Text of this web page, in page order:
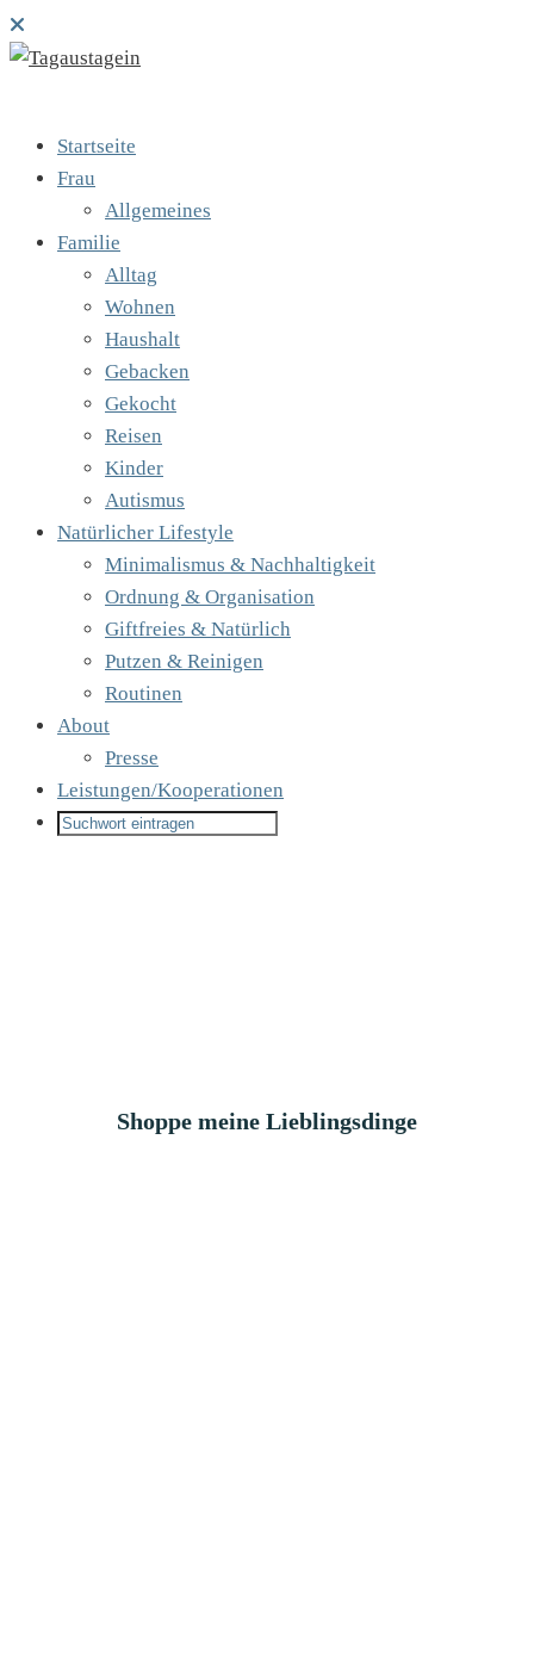
Startseite
Frau
Allgemeines
Familie
Alltag
Wohnen
Haushalt
Gebacken
Gekocht
Reisen
Kinder
Autismus
Natürlicher Lifestyle
Minimalismus & Nachhaltigkeit
Ordnung & Organisation
Giftfreies & Natürlich
Putzen & Reinigen
Routinen
About
Presse
Leistungen/Kooperationen
Shoppe meine Lieblingsdinge